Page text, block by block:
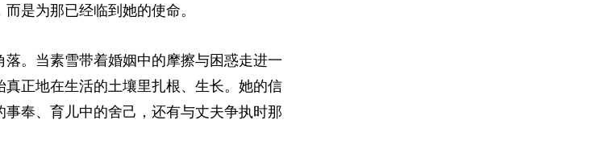
是为那已经临到她的使命。
。当素雪带着婚姻中的摩擦与困惑走进一
正地在生活的土壤里扎根、生长。她的信
奉、育儿中的舍己，还有与丈夫争执时那